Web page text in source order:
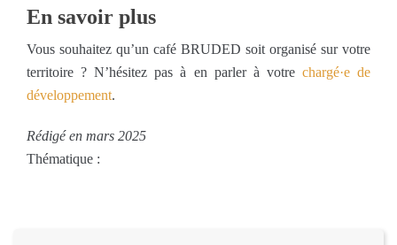
En savoir plus
Vous souhaitez qu’un café BRUDED soit organisé sur votre
territoire ? N’hésitez pas à en parler à votre chargé·e de
développement.
Rédigé en mars 2025
Thématique :